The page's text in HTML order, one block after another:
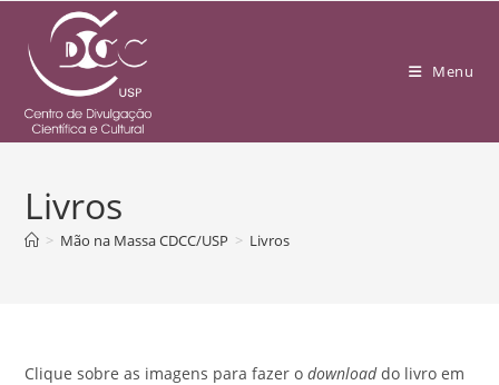
Menu
Livros
> Mão na Massa CDCC/USP > Livros
Clique sobre as imagens para fazer odownloaddo livro em